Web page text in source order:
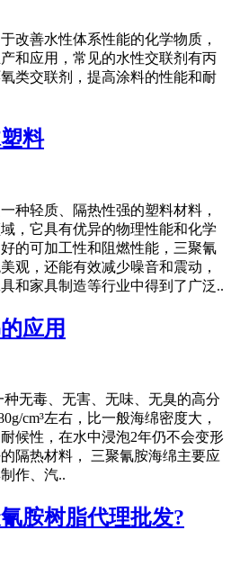
改善水性体系性能的化学物质，
和应用，常见的水性交联剂有丙
类交联剂，提高涂料的性能和耐
料
种轻质、隔热性强的塑料材料，
，它具有优异的物理性能和化学
的可加工性和阻燃性能，三聚氰
观，还能有效减少噪音和震动，
和家具制造等行业中得到了广泛..
应用
无毒、无害、无味、无臭的高分
cm³左右，比一般海绵密度大，
候性，在水中浸泡2年仍不会变形
隔热材料， 三聚氰胺海绵主要应
作、汽..
胺树脂代理批发?